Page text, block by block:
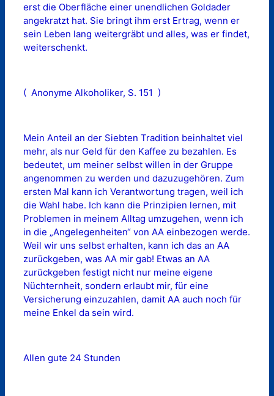
erst die Oberfläche einer unendlichen Goldader
angekratzt hat. Sie bringt ihm erst Ertrag, wenn er
sein Leben lang weitergräbt und alles, was er findet,
weiterschenkt.
( Anonyme Alkoholiker, S. 151 )
Mein Anteil an der Siebten Tradition beinhaltet viel
mehr, als nur Geld für den Kaffee zu bezahlen. Es
bedeutet, um meiner selbst willen in der Gruppe
angenommen zu werden und dazuzugehören. Zum
ersten Mal kann ich Verantwortung tragen, weil ich
die Wahl habe. Ich kann die Prinzipien lernen, mit
Problemen in meinem Alltag umzugehen, wenn ich
in die „Angelegenheiten“ von AA einbezogen werde.
Weil wir uns selbst erhalten, kann ich das an AA
zurückgeben, was AA mir gab! Etwas an AA
zurückgeben festigt nicht nur meine eigene
Nüchternheit, sondern erlaubt mir, für eine
Versicherung einzuzahlen, damit AA auch noch für
meine Enkel da sein wird.
Allen gute 24 Stunden